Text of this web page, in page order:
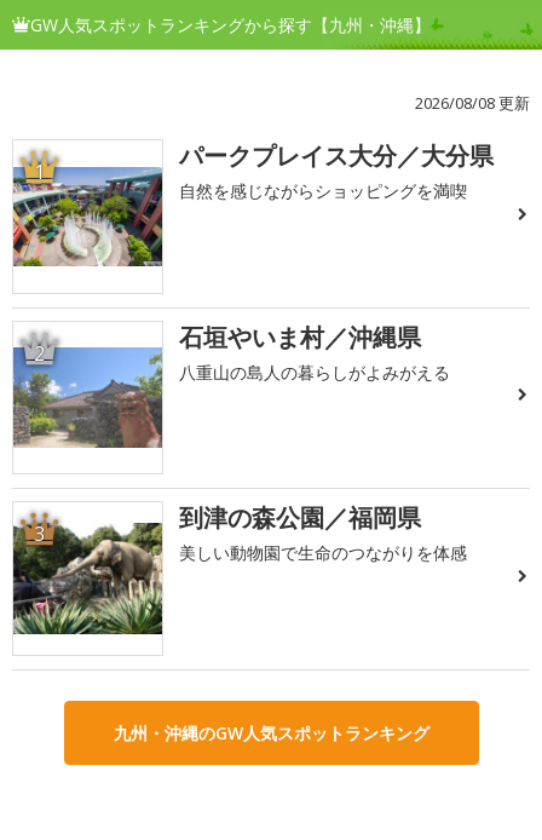
GW人気スポットランキングから探す【九州・沖縄】
2026/08/08 更新
1 パークプレイス大分／大分県
自然を感じながらショッピングを満喫
2 石垣やいま村／沖縄県
八重山の島人の暮らしがよみがえる
3 到津の森公園／福岡県
美しい動物園で生命のつながりを体感
九州・沖縄のGW人気スポットランキング